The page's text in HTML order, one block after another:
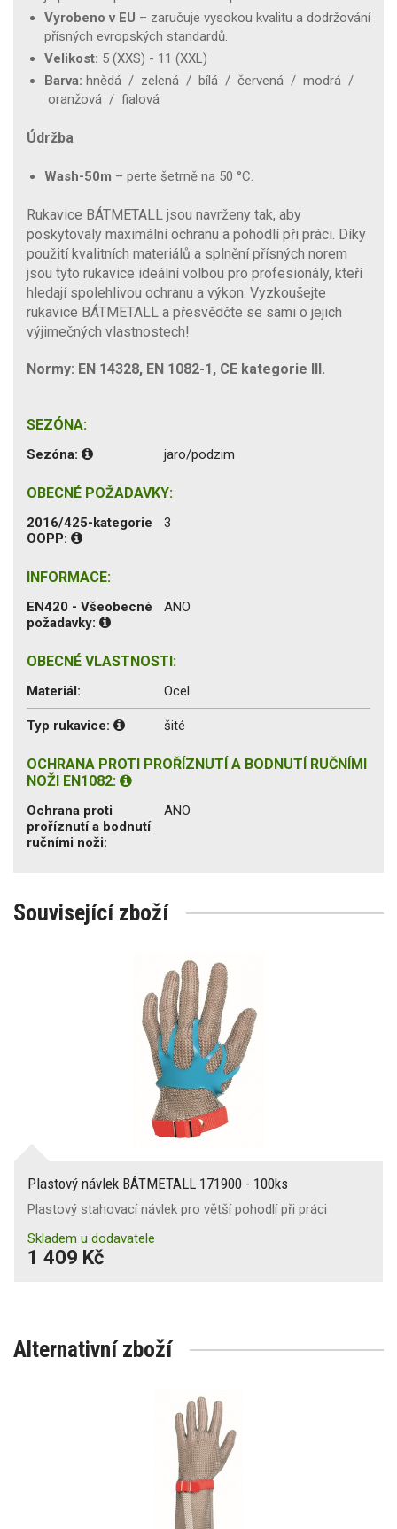
Vyrobeno v EU – zaručuje vysokou kvalitu a dodržování
přísných evropských standardů.
Velikost: 5 (XXS) - 11 (XXL)
Barva: hnědá / zelená / bílá / červená / modrá /
oranžová / fialová
Údržba
Wash-50m – perte šetrně na 50 °C.
Rukavice BÁTMETALL jsou navrženy tak, aby
poskytovaly maximální ochranu a pohodlí při práci. Díky
použití kvalitních materiálů a splnění přísných norem
jsou tyto rukavice ideální volbou pro profesionály, kteří
hledají spolehlivou ochranu a výkon. Vyzkoušejte
rukavice BÁTMETALL a přesvědčte se sami o jejich
výjimečných vlastnostech!
Normy: EN 14328, EN 1082-1, CE kategorie III.
SEZÓNA:
Sezóna: jaro/podzim
OBECNÉ POŽADAVKY:
2016/425-kategorie
OOPP:
3
INFORMACE:
EN420 - Všeobecné
požadavky:
ANO
OBECNÉ VLASTNOSTI:
Materiál: Ocel
Typ rukavice: šité
OCHRANA PROTI PROŘÍZNUTÍ A BODNUTÍ RUČNÍMI
NOŽI EN1082:
Ochrana proti
proříznutí a bodnutí
ručními noži:
ANO
Související zboží
Plastový návlek BÁTMETALL 171900 - 100ks
Plastový stahovací návlek pro větší pohodlí při práci
Skladem u dodavatele
1 409 Kč
Alternativní zboží